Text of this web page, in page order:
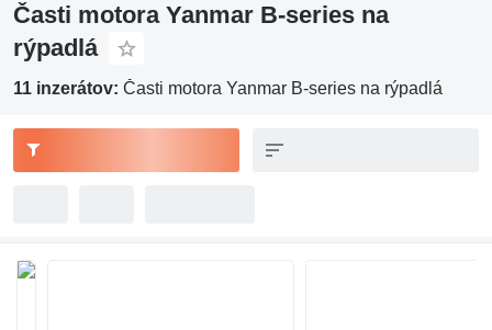
Časti motora Yanmar B-series na
rýpadlá
11 inzerátov: Časti motora Yanmar B-series na rýpadlá